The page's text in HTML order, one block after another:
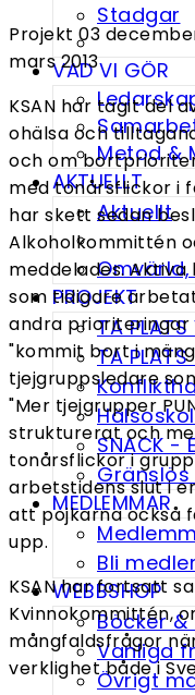
Stadgar
VAD VI GÖR
Metod &
AKTUELLT
Aktuellt
PROJEKT
TA PLATS
TA PLATS
SNACK
MEDLEMMAR
Bli
WEBBSHOP
Böcker
Vanliga
Övrigt
Projekt03
mars 2013
KSAN har tagit del
ohälsa och
och om
med tonårsflickor i
har skett sedan
Alkoholkommittén
meddelades.
som tidigare
andra prioriteringar
"kommit bort i
tjejgruppsledare
"Mer tjejgrupper
strukturerat och
tonårsflickor i
arbetstidens slut i
att pojkarna också
upp.
KSAN har fortsatt
Kvinnokommittén,
mångfaldsfrågor
verklighet både i